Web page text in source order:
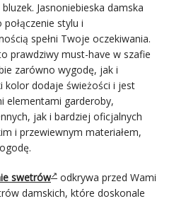
Jasnoniebieska damska
stylu i
spełni Twoje oczekiwania.
prawdziwy must-have w szafie
zarówno wygodę, jak i
kolor dodaje świeżości i jest
elementami garderoby,
jak i bardziej oficjalnych
i przewiewnym materiałem,
swetrów
odkrywa przed Wami
damskich, które doskonale